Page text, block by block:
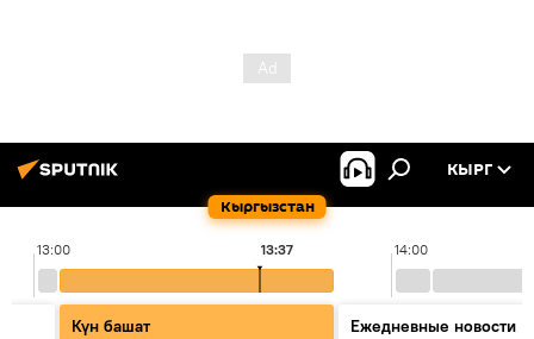
Кыргызстан
КЫРГ
13:00 14:00
13:37
Күн башат
Ежедневные новости